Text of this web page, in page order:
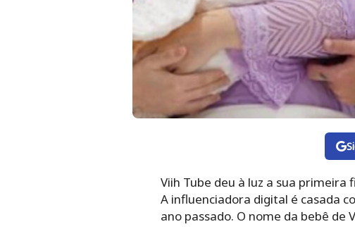
Viih Tube deu à luz a sua
A influenciadora digital é casada
ano passado. O nome da bebê de